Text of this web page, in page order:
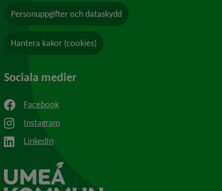
Personuppgifter och dataskydd
Hantera kakor (cookies)
Sociala medier
Facebook
Instagram
LinkedIn